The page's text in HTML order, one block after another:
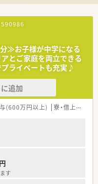
事業会社や選択するコース
意されており着実にステッ
としてご活躍いただけるフ
や商品開発などの新規プロ
ウンジを設けて多角的な健
国的に拡大しており地域貢
たし最高位であるえるぼし
590986
≫お子様が中学になる
とご家庭を両立できる
ライベートも充実♪
追加
(600万円以上) 寮・借上社宅あり
す